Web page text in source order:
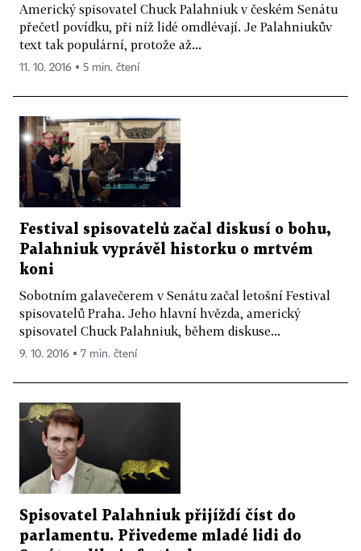
Americký spisovatel Chuck Palahniuk v českém Senátu
přečetl povídku, při níž lidé omdlévají. Je Palahniukův
text tak populární, protože až...
11. 10. 2016 ▪ 5 min. čtení
Festival spisovatelů začal diskusí o bohu,
Palahniuk vyprávěl historku o mrtvém
koni
Sobotním galavečerem v Senátu začal letošní Festival
spisovatelů Praha. Jeho hlavní hvězda, americký
spisovatel Chuck Palahniuk, během diskuse...
9. 10. 2016 ▪ 7 min. čtení
Spisovatel Palahniuk přijíždí číst do
parlamentu. Přivedeme mladé lidi do